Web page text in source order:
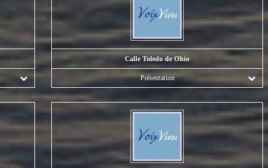
Calle Toledo de Ohio
Présentation